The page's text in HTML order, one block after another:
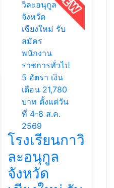
โรงเรียนกาวิ
ละอนุกูล
จังหวัด